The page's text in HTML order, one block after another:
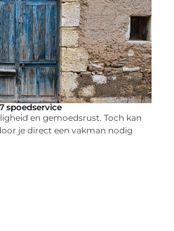
spoedservice
en gemoedsrust. Toch kan
je direct een vakman nodig